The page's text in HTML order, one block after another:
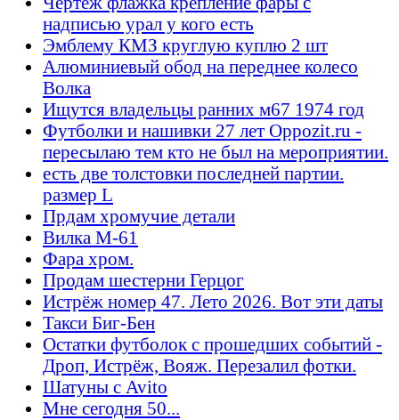
надписью урал у кого есть
Эмблему КМЗ круглую куплю 2 шт
Алюминиевый обод на переднее колесо
Волка
Ищутся владельцы ранних м67 1974 год
Футболки и нашивки 27 лет Oppozit.ru -
пересылаю тем кто не был на мероприятии.
есть две толстовки последней партии.
размер L
Прдам хромучие детали
Вилка М-61
Фара хром.
Продам шестерни Герцог
Истрёж номер 47. Лето 2026. Вот эти даты
Такси Биг-Бен
Остатки футболок с прошедших событий -
Дроп, Истрёж, Вояж. Перезалил фотки.
Шатуны с Avito
Мне сегодня 50...